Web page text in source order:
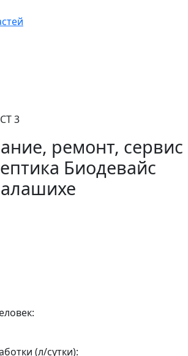
3
ремонт, сервис
Биодевайс
(л/сутки):